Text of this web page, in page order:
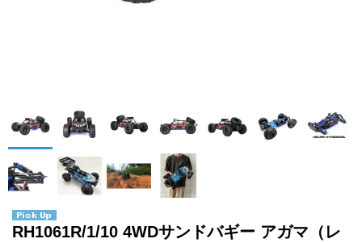
RH1061R/1/10 4WDサンドバギー アガマ（レ